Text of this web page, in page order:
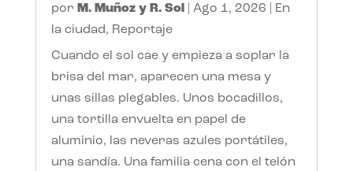
por M. Muñoz y R. Sol| Ago 1, 2026
En
la ciudad, Reportaje
Cuando el sol cae y empieza a soplar la
brisa del mar, aparecen una mesa y
unas sillas plegables. Unos bocadillos,
una tortilla envuelta en papel de
aluminio, las neveras azules portátiles,
una sandía. Una familia cena con el telón